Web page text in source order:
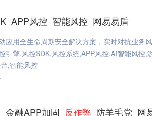
风控_智能风控_网易易盾
应用全生命周期安全解决方案，实时对抗业务
引擎,风控SDK,风控系统,APP风控,AI智能风
,智能风控
融APP加固_ 反作弊 _防羊毛党_网